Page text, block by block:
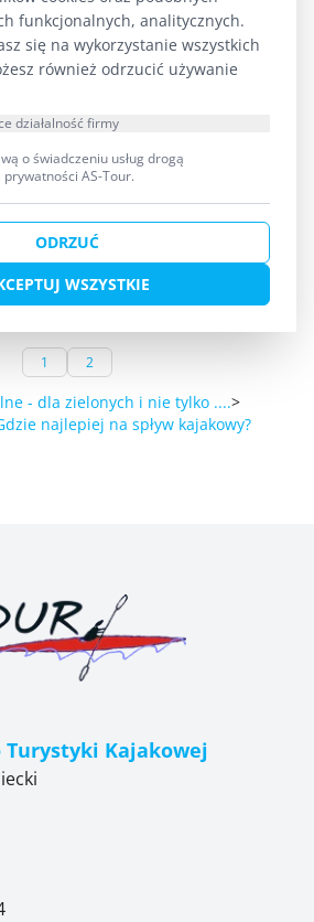
on topicGdzie najlepiej
się w gdzieś we własnej
naprawdę każdy szlak
w sobie i można miło
Ja najczęściej korzystam ze
Krutyni i jestem bardzo
1 2
- dla zielonych i nie tylko ....
najlepiej na spływ kajakowy?
Turystyki Kajakowej
funkcjonalnych, analitycznych.
się na wykorzystanie wszystkich
również odrzucić używanie
działalność firmy
o świadczeniu usług drogą
prywatności AS-Tour.
ODRZUĆ
WSZYSTKIE